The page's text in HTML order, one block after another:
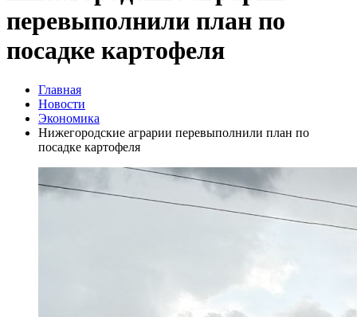
перевыполнили план по
посадке картофеля
Главная
Новости
Экономика
Нижегородские аграрии перевыполнили план по
посадке картофеля